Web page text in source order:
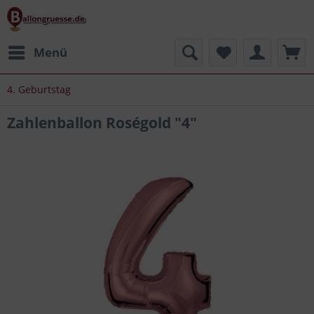
Menü
4. Geburtstag
Zahlenballon Roségold "4"